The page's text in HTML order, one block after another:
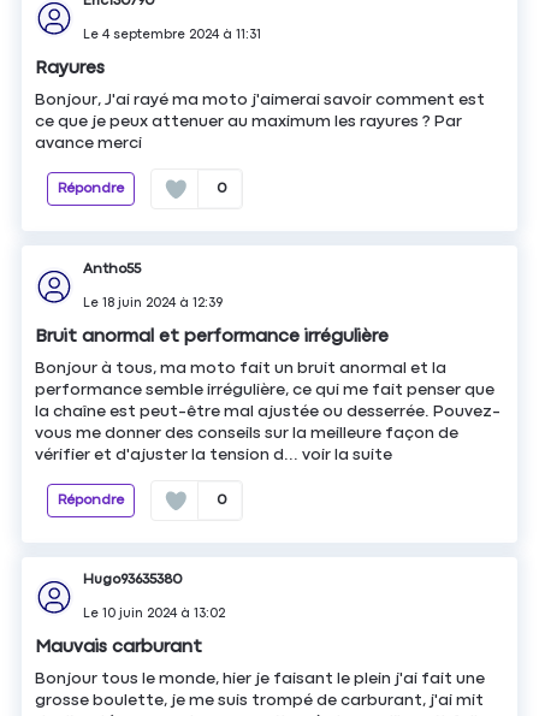
Le4 septembre 2024à11:31
Rayures
Bonjour, J'ai rayé ma moto j'aimerai savoir comment est
ce que je peux attenuer au maximum les rayures ? Par
avance merci
Répondre 0
Antho55
Le18 juin 2024à12:39
Bruit anormal et performance irrégulière
Bonjour à tous, ma moto fait un bruit anormal et la
performance semble irrégulière, ce qui me fait penser que
la chaîne est peut-être mal ajustée ou desserrée. Pouvez-
vous me donner des conseils sur la meilleure façon de
vérifier et d'ajuster la tension d...voir la suite
Répondre 0
Hugo93635380
Le10 juin 2024à13:02
Mauvais carburant
Bonjour tous le monde, hier je faisant le plein j'ai fait une
grosse boulette, je me suis trompé de carburant, j'ai mit